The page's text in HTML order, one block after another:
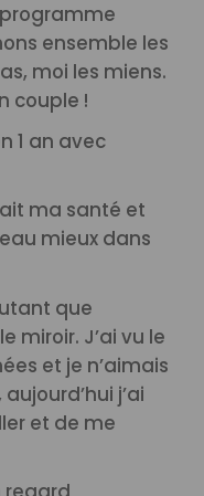
ensemble les
moi les miens.
couple !
1 an avec
ma santé et
mieux dans
que
miroir. J’ai vu le
et je n’aimais
j’ai
et de me